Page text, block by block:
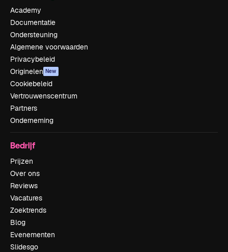
Academy
Documentatie
Ondersteuning
Algemene voorwaarden
Privacybeleid
Originelen New
Cookiebeleid
Vertrouwenscentrum
Partners
Onderneming
Bedrijf
Prijzen
Over ons
Reviews
Vacatures
Zoektrends
Blog
Evenementen
Slidesgo